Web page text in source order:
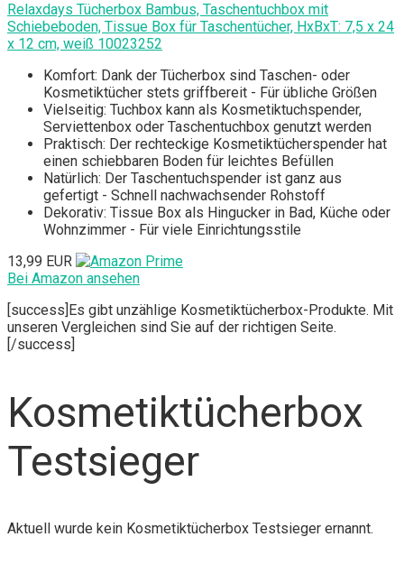
Relaxdays Tücherbox Bambus, Taschentuchbox mit
Schiebeboden, Tissue Box für Taschentücher, HxBxT: 7,5 x 24
x 12 cm, weiß 10023252
Komfort: Dank der Tücherbox sind Taschen- oder
Kosmetiktücher stets griffbereit - Für übliche Größen
Vielseitig: Tuchbox kann als Kosmetiktuchspender,
Serviettenbox oder Taschentuchbox genutzt werden
Praktisch: Der rechteckige Kosmetiktücherspender hat
einen schiebbaren Boden für leichtes Befüllen
Natürlich: Der Taschentuchspender ist ganz aus
gefertigt - Schnell nachwachsender Rohstoff
Dekorativ: Tissue Box als Hingucker in Bad, Küche oder
Wohnzimmer - Für viele Einrichtungsstile
13,99 EUR
Bei Amazon ansehen
[success]Es gibt unzählige Kosmetiktücherbox-Produkte. Mit
unseren Vergleichen sind Sie auf der richtigen Seite.
[/success]
Kosmetiktücherbox
Testsieger
Aktuell wurde kein Kosmetiktücherbox Testsieger ernannt.